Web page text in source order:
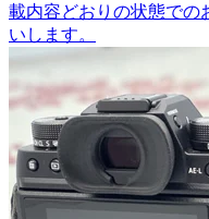
載内容どおりの状態での
いします。